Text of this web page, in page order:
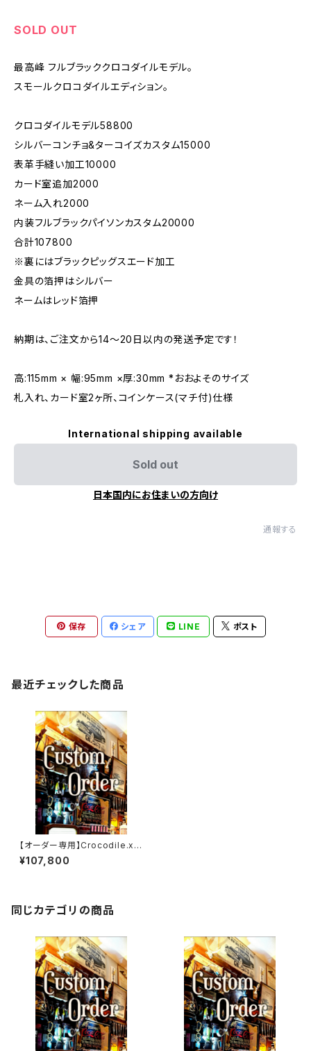
SOLD OUT
最高峰 フルブラッククロコダイルモデル。
スモールクロコダイルエディション。
クロコダイルモデル58800
シルバーコンチョ&ターコイズカスタム15000
表革手縫い加工10000
カード室追加2000
ネーム入れ2000
内装フルブラックパイソンカスタム20000
合計107800
※裏にはブラックピッグスエード加工
金具の箔押はシルバー
ネームはレッド箔押
納期は、ご注文から14～20日以内の発送予定です！
高:115mm × 幅:95mm ×厚:30mm *おおよそのサイズ
札入れ、カード室2ヶ所、コインケース(マチ付)仕様
International shipping available
Sold out
日本国内にお住まいの方向け
通報する
保存 シェア LINE ポスト
最近チェックした商品
【オーダー専用】Crocodile.xx
x.Full-Black.Edition// JAC
K.RIDE.SSW
¥107,800
同じカテゴリの商品